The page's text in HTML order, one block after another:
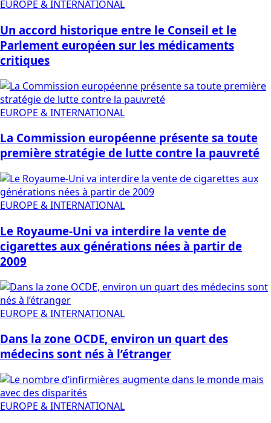
EUROPE & INTERNATIONAL
Un accord historique entre le Conseil et le
Parlement européen sur les médicaments
critiques
EUROPE & INTERNATIONAL
La Commission européenne présente sa toute
première stratégie de lutte contre la pauvreté
EUROPE & INTERNATIONAL
Le Royaume-Uni va interdire la vente de
cigarettes aux générations nées à partir de
2009
EUROPE & INTERNATIONAL
Dans la zone OCDE, environ un quart des
médecins sont nés à l’étranger
EUROPE & INTERNATIONAL